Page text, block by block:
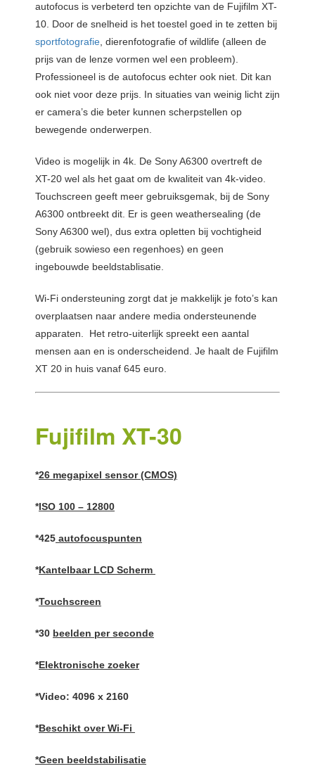
autofocus is verbeterd ten opzichte van de Fujifilm XT-
10. Door de snelheid is het toestel goed in te zetten bij
sportfotografie , dierenfotografie of wildlife (alleen de
prijs van de lenze vormen wel een probleem).
Professioneel is de autofocus echter ook niet. Dit kan
ook niet voor deze prijs. In situaties van weinig licht zijn
er camera’s die beter kunnen scherpstellen op
bewegende onderwerpen.
Video is mogelijk in 4k. De Sony A6300 overtreft de
XT-20 wel als het gaat om de kwaliteit van 4k-video.
Touchscreen geeft meer gebruiksgemak, bij de Sony
A6300 ontbreekt dit. Er is geen weathersealing (de
Sony A6300 wel), dus extra opletten bij vochtigheid
(gebruik sowieso een regenhoes) en geen
ingebouwde beeldstablisatie.
Wi-Fi ondersteuning zorgt dat je makkelijk je foto’s kan
overplaatsen naar andere media ondersteunende
apparaten. Het retro-uiterlijk spreekt een aantal
mensen aan en is onderscheidend. Je haalt de Fujifilm
XT 20 in huis vanaf 645 euro.
Fujifilm XT-30
*26 megapixel sensor (CMOS)
*ISO 100 – 12800
*425 autofocuspunten
*Kantelbaar LCD Scherm
*Touchscreen
*30 beelden per seconde
*Elektronische zoeker
*Video: 4096 x 2160
*Beschikt over Wi-Fi
*Geen beeldstabilisatie